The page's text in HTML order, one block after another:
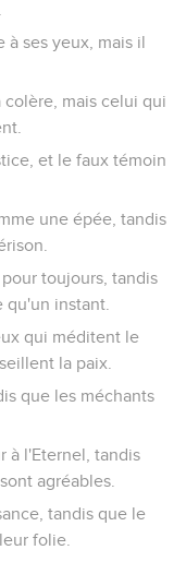
à ses yeux, mais il
mais celui qui
et le faux témoin
une épée, tandis
toujours, tandis
qu'un instant.
qui méditent le
la paix.
que les méchants
à l'Eternel, tandis
agréables.
tandis que le
folie.